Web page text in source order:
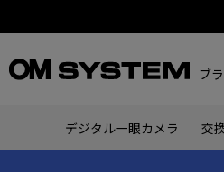
ブ
デジタル一眼カメラ 交